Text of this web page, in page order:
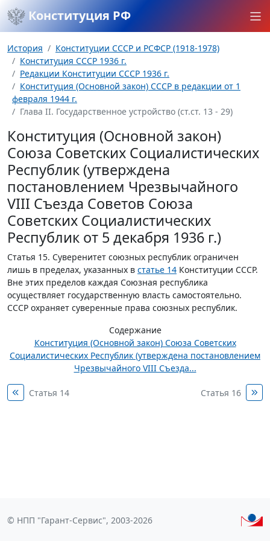
Конституция РФ
История
Конституции СССР и РСФСР (1918-1978)
Конституция СССР 1936 г.
Редакции Конституции СССР 1936 г.
Конституция (Основной закон) СССР в редакции от 1
февраля 1944 г.
Глава II. Государственное устройство (ст.ст. 13 - 29)
Конституция (Основной закон)
Союза Советских Социалистических
Республик (утверждена
постановлением Чрезвычайного
VIII Съезда Советов Союза
Советских Социалистических
Республик от 5 декабря 1936 г.)
Статья 15. Суверенитет союзных республик ограничен
лишь в пределах, указанных в статье 14 Конституции СССР.
Вне этих пределов каждая Союзная республика
осуществляет государственную власть самостоятельно.
СССР охраняет суверенные права союзных республик.
Содержание
Конституция (Основной закон) Союза Советских
Социалистических Республик (утверждена постановлением
Чрезвычайного VIII Съезда...
Статья 14 Статья 16
© НПП "Гарант-Сервис", 2003-2026